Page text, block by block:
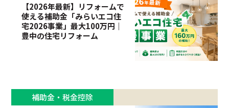
【2026年最新】リフォームで
使える補助金「みらいエコ住
宅2026事業」最大100万円｜
豊中の住宅リフォーム
補助金・税金控除